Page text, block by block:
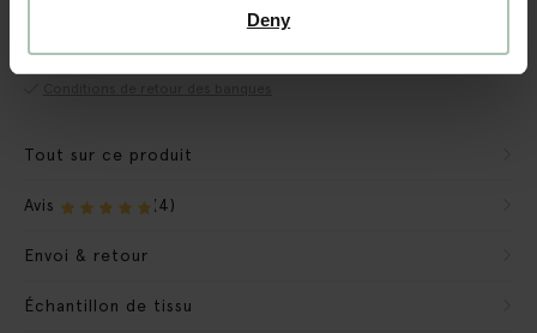
Deny
Nous préparons le banc pour qu'il soit prêt à l'emploi.
Nous emportons les matériaux d'emballage
Tout sur ce produit
Avis (4)
Envoi & retour
Échantillon de tissu